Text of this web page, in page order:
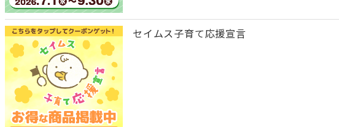
セイムス子育て応援宣言